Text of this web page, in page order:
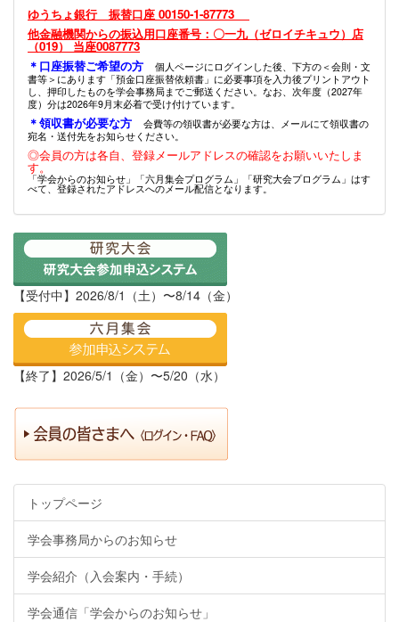
ゆうちょ銀行 振替口座 00150-1-87773
他金融機関からの振込用口座番号：〇一九（ゼロイチキュウ）店
（019） 当座0087773
＊口座振替ご希望の方
個人ページにログインした後、下方の＜会則・文
書等＞にあります「預金口座振替依頼書」に必要事項を入力後プリントアウト
し、押印したものを学会事務局までご郵送ください。なお、次年度（2027年
度）分は2026年9月末必着で受け付けています。
＊領収書が必要な方
会費等の領収書が必要な方は、メールにて領収書の
宛名・送付先をお知らせください。
◎会員の方は各自、登録メールアドレスの確認をお願いいたしま
す。
「学会からのお知らせ」「六月集会プログラム」「研究大会プログラム」はす
べて、登録されたアドレスへのメール配信となります。
【受付中】2026/8/1（土）〜8/14（金）
【終了】2026/5/1（金）〜5/20（水）
トップページ
学会事務局からのお知らせ
学会紹介（入会案内・手続）
学会通信「学会からのお知らせ」